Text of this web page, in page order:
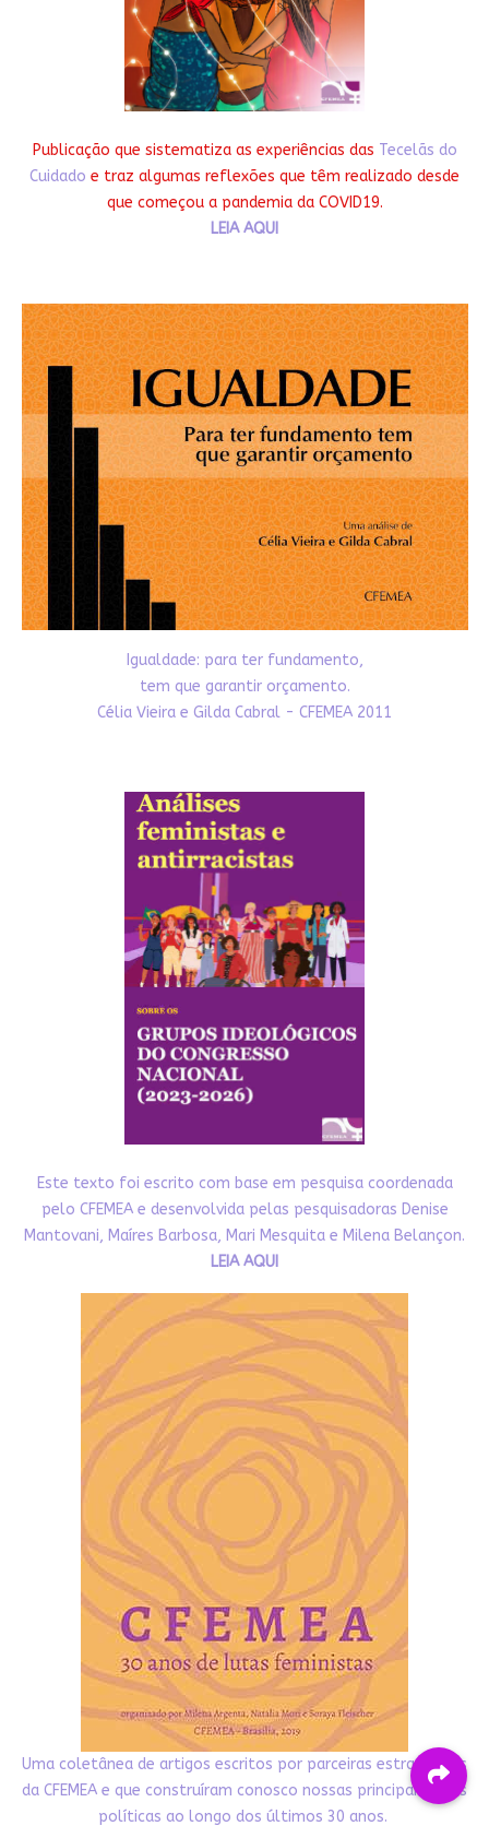
Publicação que sistematiza as experiências das Tecelãs do
Cuidado e traz algumas reflexões que têm realizado desde
que começou a pandemia da COVID19.
LEIA AQUI
Igualdade: para ter fundamento,
tem que garantir orçamento.
Célia Vieira e Gilda Cabral - CFEMEA 2011
Este texto foi escrito com base em pesquisa coordenada
pelo CFEMEA e desenvolvida pelas pesquisadoras Denise
Mantovani, Maíres Barbosa, Mari Mesquita e Milena Belançon.
LEIA AQUI
Uma coletânea de artigos escritos por parceiras estratégicas
da CFEMEA e que construíram conosco nossas principais lutas
políticas ao longo dos últimos 30 anos.